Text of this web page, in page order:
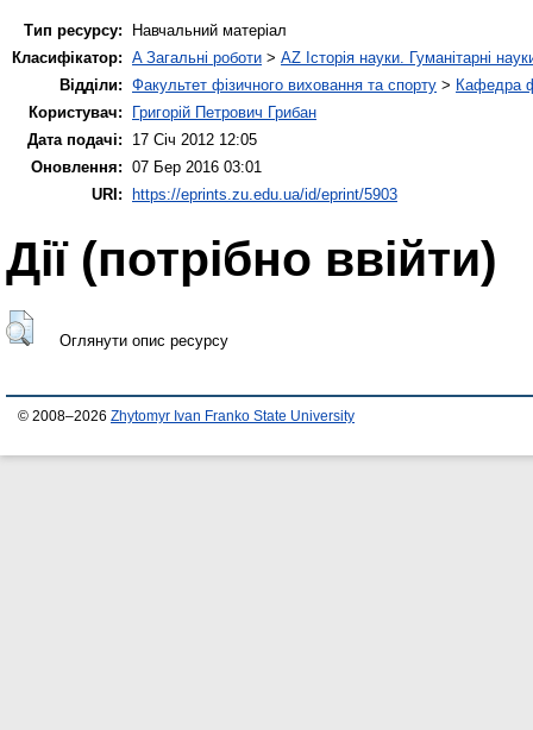
Тип ресурсу:
Навчальний матеріал
Класифікатор: A Загальні роботи > AZ Історія науки. Гуманітарні
Відділи: Факультет фізичного виховання та спорту > Кафедра
Користувач:
Григорій Петрович Грибан
Дата подачі:
17 Січ 2012 12:05
Оновлення: 07 Бер 2016 03:01
URI: https://eprints.zu.edu.ua/id/eprint/5903
Дії ​​(потрібно ввійти)
Оглянути опис ресурсу
© 2008–2026 Zhytomyr Ivan Franko State University